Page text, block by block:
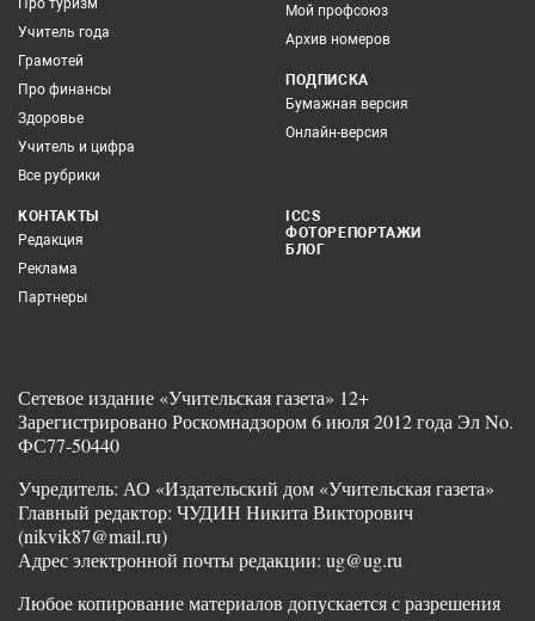
Про туризм
Учитель года
Грамотей
Про финансы
Здоровье
Учитель и цифра
Все рубрики
Мой профсоюз
Архив номеров
ПОДПИСКА
Бумажная версия
Онлайн-версия
КОНТАКТЫ
Редакция
Реклама
Партнеры
ICCS
ФОТОРЕПОРТАЖИ
БЛОГ
Сетевое издание «Учительская газета» 12+
Зарегистрировано Роскомнадзором 6 июля 2012 года Эл No.
ФС77-50440
Учредитель: АО «Издательский дом «Учительская газета»
Главный редактор: ЧУДИН Никита Викторович
(nikvik87@mail.ru)
Адрес электронной почты редакции: ug@ug.ru
Любое копирование материалов допускается с разрешения